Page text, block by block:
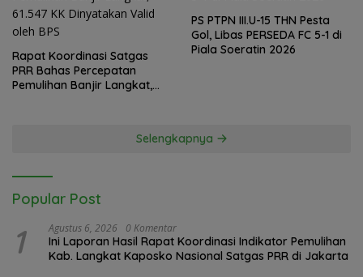
Rapat Koordinasi Satgas
PRR Bahas Percepatan
Pemulihan Banjir Langkat,
PS PTPN III.U-15 THN Pesta
Gol, Libas PERSEDA FC 5-1 di
Piala Soeratin 2026
Selengkapnya
Popular Post
1 Agustus 6, 2026 0 Komentar
Ini Laporan Hasil Rapat Koordinasi Indikator Pemulihan
Kab. Langkat Kaposko Nasional Satgas PRR di Jakarta